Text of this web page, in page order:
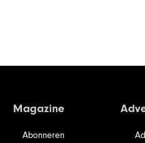
Magazine
Abonneren